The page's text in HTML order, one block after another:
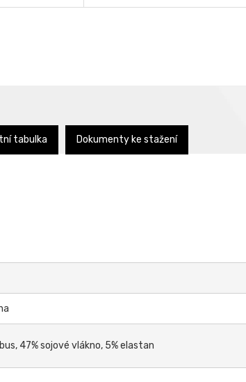
tabulka Dokumenty ke stažení
47% sojové vlákno, 5% elastan